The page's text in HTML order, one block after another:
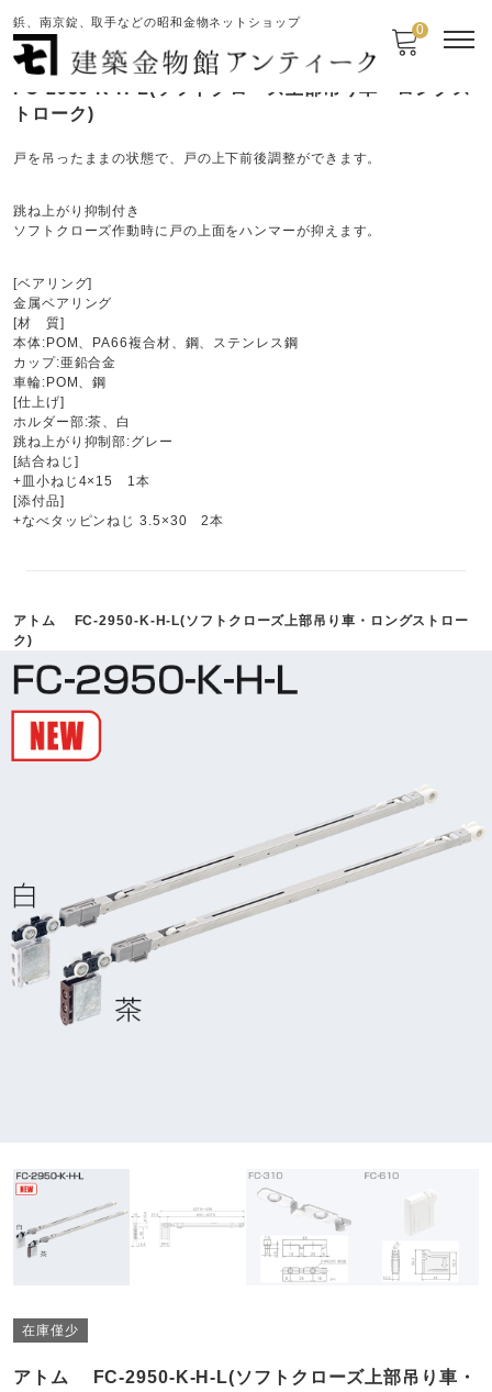
鋲、南京錠、取手などの昭和金物ネットショップ 0
FC-2950-K-H-L(ソフトクローズ上部吊り車・ロングス
トローク)
戸を吊ったままの状態で、戸の上下前後調整ができます。
跳ね上がり抑制付き
ソフトクローズ作動時に戸の上面をハンマーが抑えます。
[ベアリング]
金属ベアリング
[材 質]
本体:POM、PA66複合材、鋼、ステンレス鋼
カップ:亜鉛合金
車輪:POM、鋼
[仕上げ]
ホルダー部:茶、白
跳ね上がり抑制部:グレー
[結合ねじ]
+皿小ねじ4×15 1本
[添付品]
+なべタッピンねじ 3.5×30 2本
アトム FC-2950-K-H-L(ソフトクローズ上部吊り車・ロングストロー
ク)
在庫僅少
アトム FC-2950-K-H-L(ソフトクローズ上部吊り車・